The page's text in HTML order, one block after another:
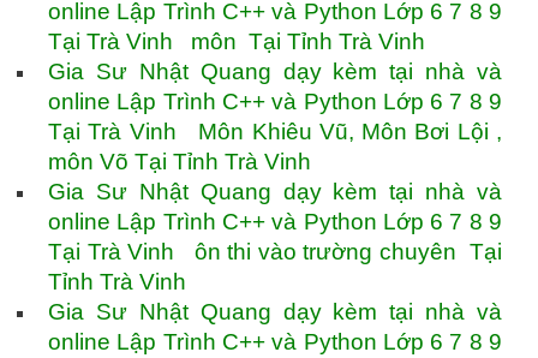
online Lập Trình C++ và Python Lớp 6 7 8 9
Tại Trà Vinh môn Tại Tỉnh Trà Vinh
Gia Sư Nhật Quang dạy kèm tại nhà và
online Lập Trình C++ và Python Lớp 6 7 8 9
Tại Trà Vinh Môn Khiêu Vũ, Môn Bơi Lội ,
môn Võ Tại Tỉnh Trà Vinh
Gia Sư Nhật Quang dạy kèm tại nhà và
online Lập Trình C++ và Python Lớp 6 7 8 9
Tại Trà Vinh ôn thi vào trường chuyên Tại
Tỉnh Trà Vinh
Gia Sư Nhật Quang dạy kèm tại nhà và
online Lập Trình C++ và Python Lớp 6 7 8 9